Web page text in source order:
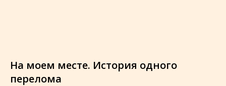
На моем месте. История одного
перелома